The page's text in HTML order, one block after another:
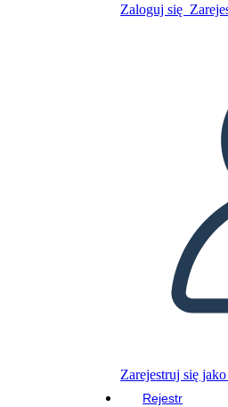
Zaloguj się
Zarejestruj się
Rejestr